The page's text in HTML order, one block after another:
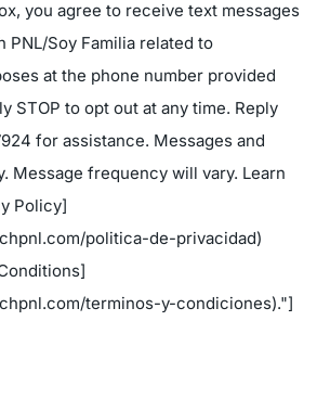
you agree to receive text messages
PNL/Soy Familia related to
at the phone number provided
STOP to opt out at any time. Reply
for assistance. Messages and
Message frequency will vary. Learn
Policy]
politica-de-privacidad)
terminos-y-condiciones)."]